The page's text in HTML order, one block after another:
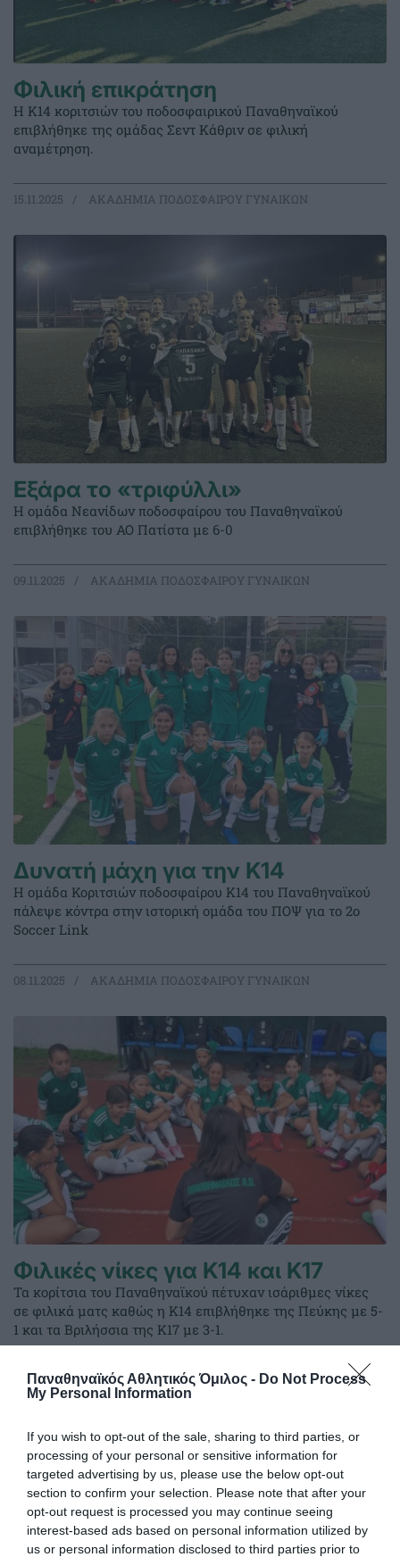
Παναθηναϊκός Αθλητικός Όμιλος - Do Not Process
My Personal Information
If you wish to opt-out of the sale, sharing to third parties, or
processing of your personal or sensitive information for
targeted advertising by us, please use the below opt-out
section to confirm your selection. Please note that after your
opt-out request is processed you may continue seeing
interest-based ads based on personal information utilized by
us or personal information disclosed to third parties prior to
Φιλική επικράτηση
Η Κ14 κοριτσιών του ποδοσφαιρικού Παναθηναϊκού
επιβλήθηκε της ομάδας Σεντ Κάθριν σε φιλική
αναμέτρηση.
15.11.2025 ΑΚΑΔΗΜΙΑ ΠΟΔΟΣΦΑΙΡΟΥ ΓΥΝΑΙΚΩΝ
Εξάρα το «τριφύλλι»
Η ομάδα Νεανίδων ποδοσφαίρου του Παναθηναϊκού
επιβλήθηκε του ΑΟ Πατίστα με 6-0
09.11.2025 ΑΚΑΔΗΜΙΑ ΠΟΔΟΣΦΑΙΡΟΥ ΓΥΝΑΙΚΩΝ
Δυνατή μάχη για την Κ14
Η ομάδα Κοριτσιών ποδοσφαίρου Κ14 του Παναθηναϊκού
πάλεψε κόντρα στην ιστορική ομάδα του ΠΟΨ για το 2ο
Soccer Link
08.11.2025 ΑΚΑΔΗΜΙΑ ΠΟΔΟΣΦΑΙΡΟΥ ΓΥΝΑΙΚΩΝ
Φιλικές νίκες για Κ14 και Κ17
Τα κορίτσια του Παναθηναϊκού πέτυχαν ισάριθμες νίκες
σε φιλικά ματς καθώς η Κ14 επιβλήθηκε της Πεύκης με 5-
1 και τα Βριλήσσια της Κ17 με 3-1.
01.11.2025 ΑΚΑΔΗΜΙΑ ΠΟΔΟΣΦΑΙΡΟΥ ΓΥΝΑΙΚΩΝ